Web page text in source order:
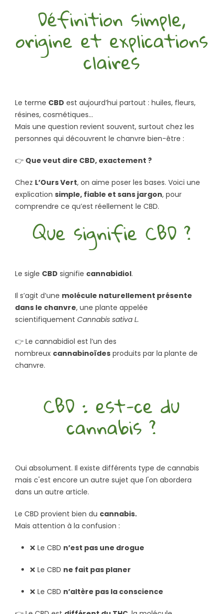
10.1. Le CBD est-il une drogue ?
10.2. Peut-on être positif à un test après avoir
consommé du CBD ?
10.3. Le CBD est-il naturel ?
Définition simple,
origine et explications
claires
Le terme CBD est aujourd’hui partout : huiles, fleurs,
résines, cosmétiques…
Mais une question revient souvent, surtout chez les
personnes qui découvrent le chanvre bien-être :
👉 Que veut dire CBD, exactement ?
Chez L’Ours Vert, on aime poser les bases. Voici une
explication simple, fiable et sans jargon, pour
comprendre ce qu’est réellement le CBD.
Que signifie CBD ?
Le sigle CBD signifie cannabidiol.
Il s’agit d’une molécule naturellement présente
dans le chanvre, une plante appelée
scientifiquement Cannabis sativa L.
👉 Le cannabidiol est l’un des
nombreux cannabinoïdes produits par la plante de
chanvre.
CBD : est-ce du
cannabis ?
Oui absolument. Il existe différents type de cannabis
mais c'est encore un autre sujet que l'on abordera
dans un autre article.
Le CBD provient bien du cannabis.
Mais attention à la confusion :
❌ Le CBD n’est pas une drogue
❌ Le CBD ne fait pas planer
❌ Le CBD n’altère pas la conscience